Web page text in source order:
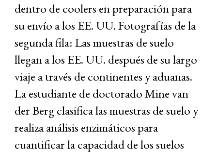
dentro de coolers en preparación para
su envío a los EE. UU. Fotografías de la
segunda fila: Las muestras de suelo
llegan a los EE. UU. después de su largo
viaje a través de continentes y aduanas.
La estudiante de doctorado Mine van
der Berg clasifica las muestras de suelo y
realiza análisis enzimáticos para
cuantificar la capacidad de los suelos